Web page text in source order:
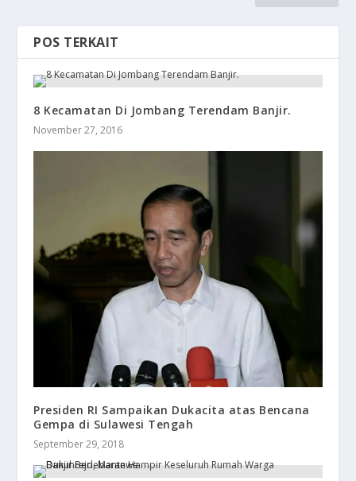
POS TERKAIT
​8 Kecamatan Di Jombang Terendam Banjir.
November 27, 2016
Presiden RI Sampaikan Dukacita atas Bencana
Gempa di Sulawesi Tengah
September 29, 2018